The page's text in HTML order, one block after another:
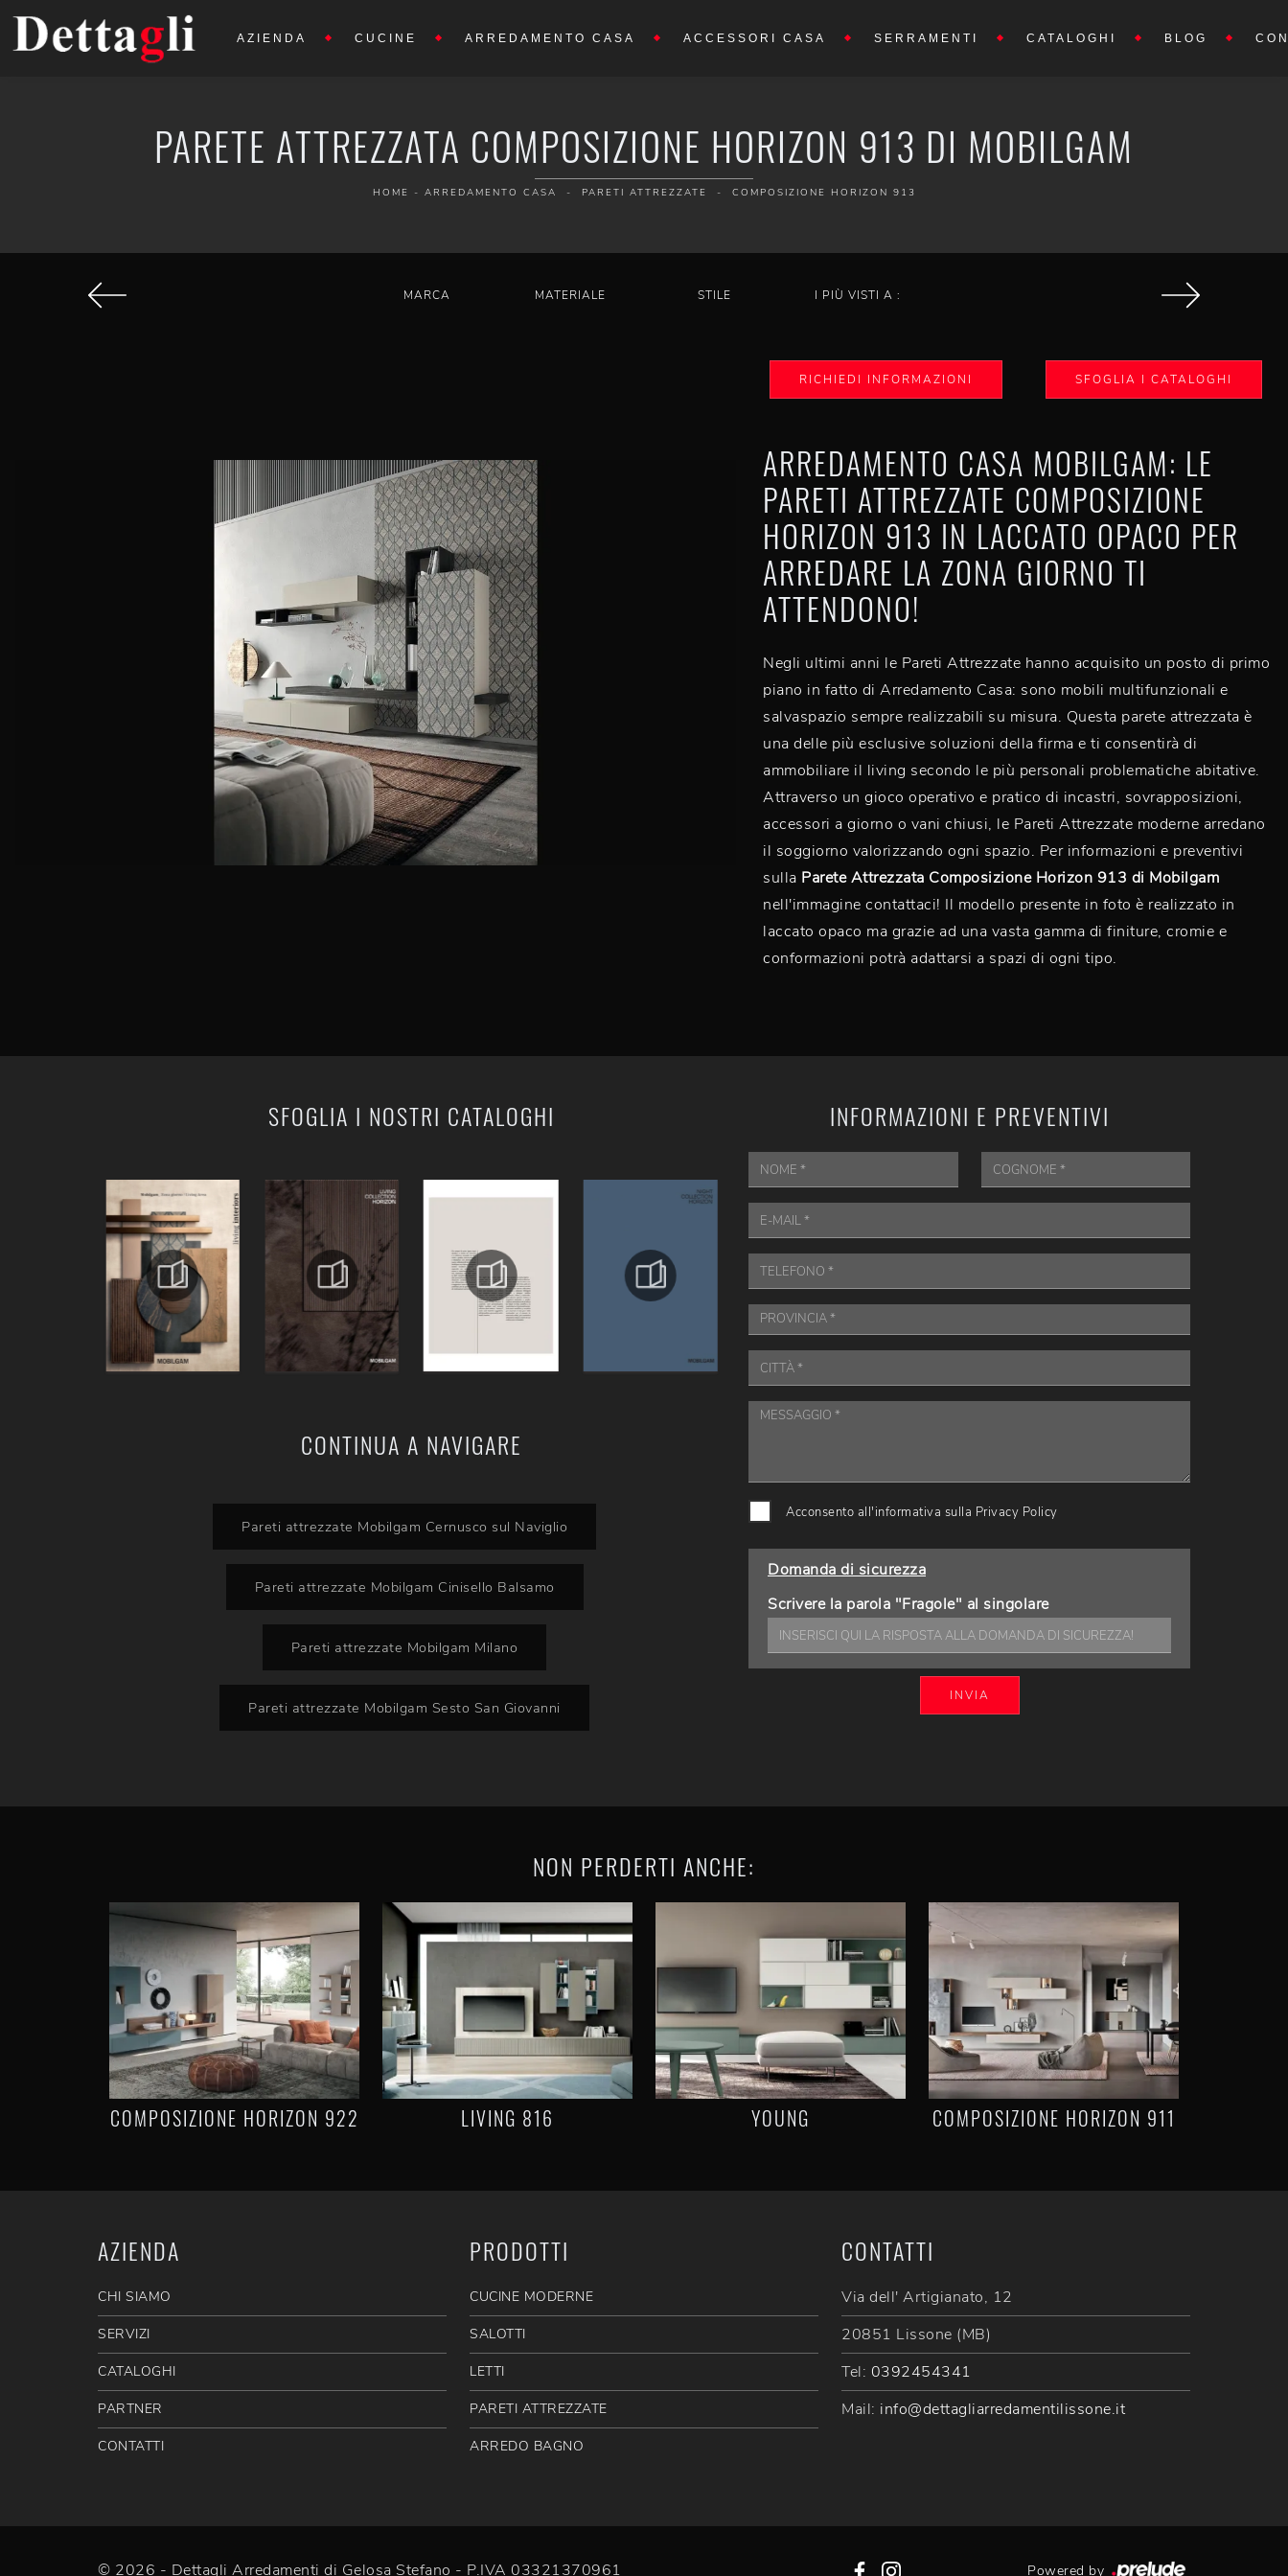
AZIENDA CUCINE ARREDAMENTO CASA ACCESSORI CASA SERRAMENTI CATALOGHI BLOG
PARETE ATTREZZATA COMPOSIZIONE HORIZON 913 DI MOBILGAM
HOME - ARREDAMENTO CASA - PARETI ATTREZZATE - COMPOSIZIONE HORIZON 913
MARCA MATERIALE STILE I PIÙ VISTI A :
RICHIEDI INFORMAZIONI SFOGLIA I CATALOGHI
ARREDAMENTO CASA MOBILGAM: LE
PARETI ATTREZZATE COMPOSIZIONE
HORIZON 913 IN LACCATO OPACO PER
ARREDARE LA ZONA GIORNO TI
ATTENDONO!
Negli ultimi anni le Pareti Attrezzate hanno acquisito un posto di primo
piano in fatto di Arredamento Casa: sono mobili multifunzionali e
salvaspazio sempre realizzabili su misura. Questa parete attrezzata è
una delle più esclusive soluzioni della firma e ti consentirà di
ammobiliare il living secondo le più personali problematiche abitative.
Attraverso un gioco operativo e pratico di incastri, sovrapposizioni,
accessori a giorno o vani chiusi, le Pareti Attrezzate moderne arredano
il soggiorno valorizzando ogni spazio. Per informazioni e preventivi
sulla Parete Attrezzata Composizione Horizon 913 di Mobilgam
nell'immagine contattaci! Il modello presente in foto è realizzato in
laccato opaco ma grazie ad una vasta gamma di finiture, cromie e
conformazioni potrà adattarsi a spazi di ogni tipo.
SFOGLIA I NOSTRI CATALOGHI
CONTINUA A NAVIGARE
Pareti attrezzate Mobilgam Cernusco sul Naviglio
Pareti attrezzate Mobilgam Cinisello Balsamo
Pareti attrezzate Mobilgam Milano
Pareti attrezzate Mobilgam Sesto San Giovanni
INFORMAZIONI E PREVENTIVI
Acconsento all'informativa sulla Privacy Policy
Domanda di sicurezza
Scrivere la parola "Fragole" al singolare
INVIA
NON PERDERTI ANCHE:
COMPOSIZIONE HORIZON 922 LIVING 816 YOUNG COMPOSIZIONE HORIZON 911
AZIENDA
CHI SIAMO
SERVIZI
CATALOGHI
PARTNER
CONTATTI
PRODOTTI
CUCINE MODERNE
SALOTTI
LETTI
PARETI ATTREZZATE
ARREDO BAGNO
CONTATTI
Via dell' Artigianato, 12
20851 Lissone (MB)
Tel: 0392454341
Mail: info@dettagliarredamentilissone.it
© 2026 - Dettagli Arredamenti di Gelosa Stefano - P.IVA 03321370961 Powered by